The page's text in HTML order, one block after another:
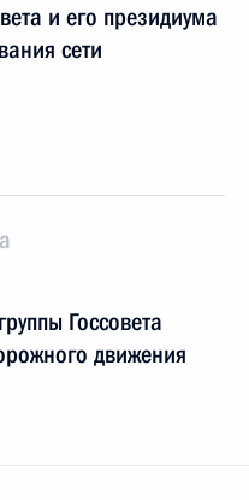
и его президиума
сети
Госсовета
движения